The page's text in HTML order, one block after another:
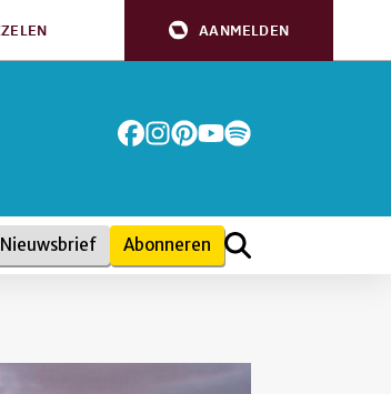
AANMELDEN
Nieuwsbrief Abonneren